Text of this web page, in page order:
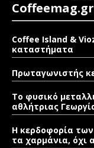
Coffeemag.gr
Coffee Island &
καταστήματα
Πρωταγωνιστής
Το φυσικό
αθλήτριας
Η κερδοφορία
τα χαρμάνια, όχι